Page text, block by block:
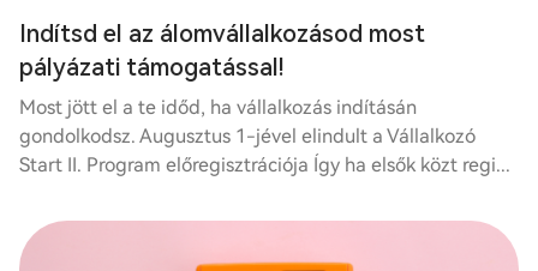
Indítsd el az álomvállalkozásod most
pályázati támogatással!
Most jött el a te időd, ha vállalkozás indításán
gondolkodsz. Augusztus 1-jével elindult a Vállalkozó
Start II. Program előregisztrációja Így ha elsők közt regi...